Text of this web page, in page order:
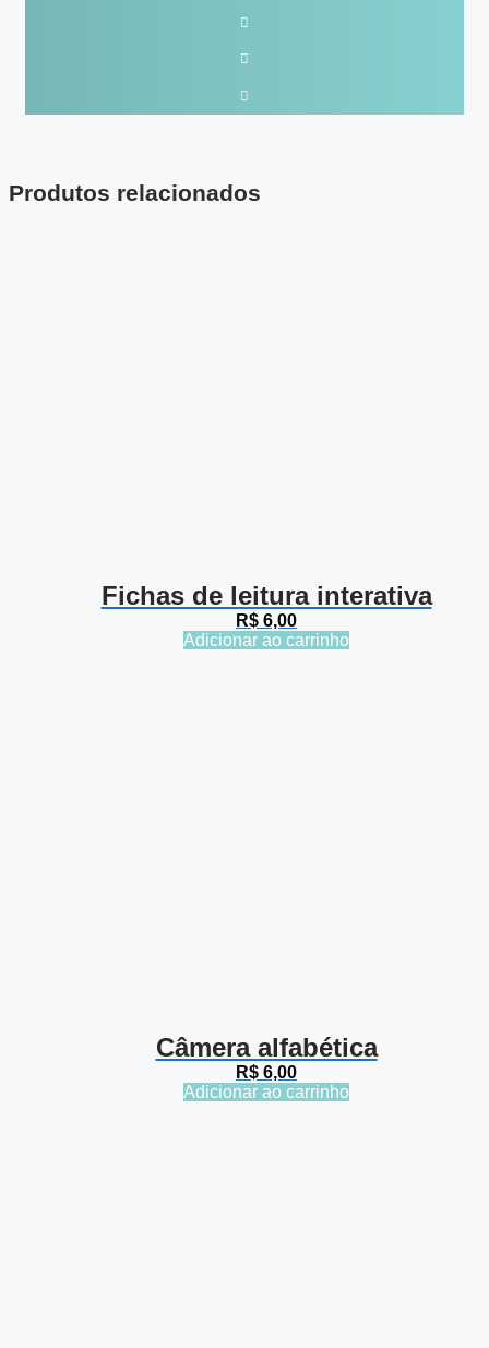
Produtos relacionados
Fichas de leitura interativa
R$ 6,00
Adicionar ao carrinho
Câmera alfabética
R$ 6,00
Adicionar ao carrinho